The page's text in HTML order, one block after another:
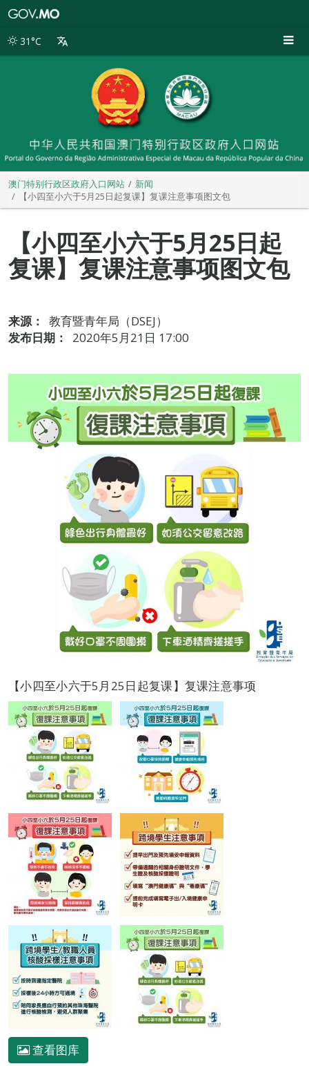
别
31°C
澳门特别行政区政府入口网站
新闻
【小四至小六于5月25日起复课】复课注意事项图文包
【小四至小六于5月25日起
复课】复课注意事项图文包
来源：
教育暨青年局（DSEJ）
发布日期：
2020年5月21日 17:00
【小四至小六于5月25日起复课】复课注意事项
查看图库